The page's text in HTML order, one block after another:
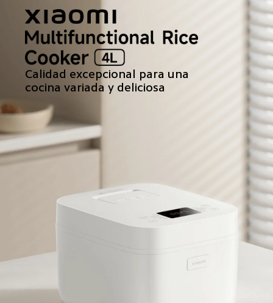
Calidad excepcional para una
cocina variada y deliciosa